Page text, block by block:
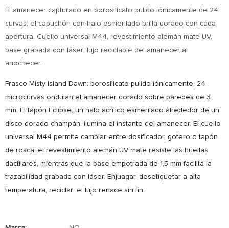
El amanecer capturado en borosilicato pulido iónicamente de 24
curvas; el capuchón con halo esmerilado brilla dorado con cada
apertura. Cuello universal M44, revestimiento alemán mate UV,
base grabada con láser: lujo reciclable del amanecer al
anochecer.
Frasco Misty Island Dawn: borosilicato pulido iónicamente, 24
microcurvas ondulan el amanecer dorado sobre paredes de 3
mm. El tapón Eclipse, un halo acrílico esmerilado alrededor de un
disco dorado champán, ilumina el instante del amanecer. El cuello
universal M44 permite cambiar entre dosificador, gotero o tapón
de rosca; el revestimiento alemán UV mate resiste las huellas
dactilares, mientras que la base empotrada de 1,5 mm facilita la
trazabilidad grabada con láser. Enjuagar, desetiquetar a alta
temperatura, reciclar: el lujo renace sin fin.